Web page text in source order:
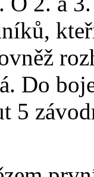
Do
5